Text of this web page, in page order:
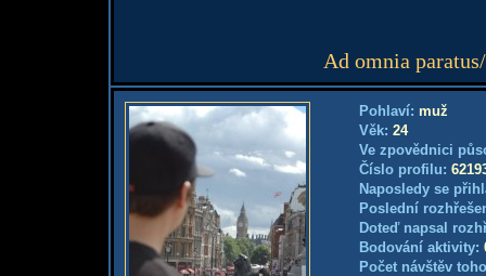
Ad omnia
Pohlaví: muž
Věk: 24
Ve zpovědnici
Číslo profilu:
Naposledy se
Poslední
Doteď napsal
Bodování aktivity:
Počet návštěv